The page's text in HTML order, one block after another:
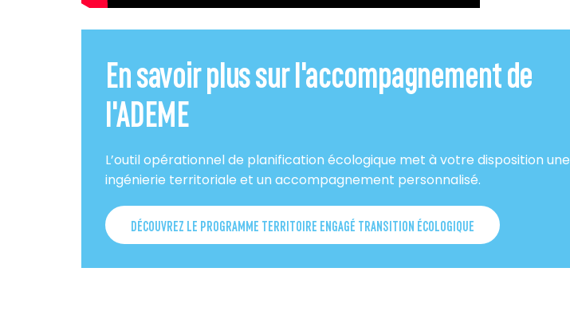
En savoir plus sur l'accompagnement de
l'ADEME
L’outil opérationnel de planification écologique met à votre disposition une
ingénierie territoriale et un accompagnement personnalisé.
DÉCOUVREZ LE PROGRAMME TERRITOIRE ENGAGÉ TRANSITION ÉCOLOGIQUE